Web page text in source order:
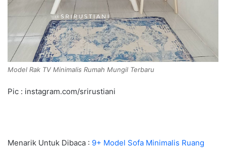
Model Rak TV Minimalis Rumah Mungil Terbaru
Pic : instagram.com/srirustiani
Menarik Untuk Dibaca : 9+ Model Sofa Minimalis Ruang